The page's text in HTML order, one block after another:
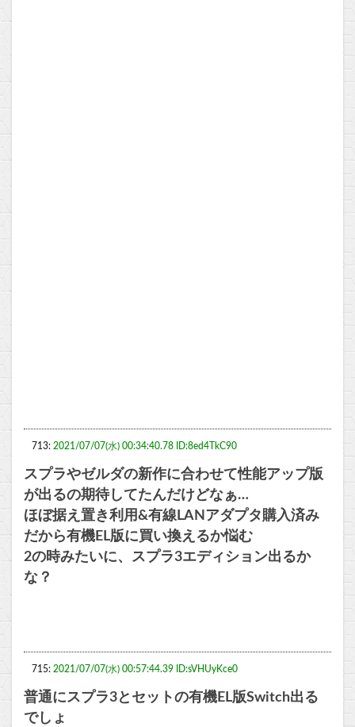
713: 2021/07/07(水) 00:34:40.78 ID:8ed4TkC90
スプラやゼルダの新作に合わせて性能アップ版
が出るの期待してたんだけどなぁ…
ほぼ据え置き利用&有線LANアダプタ購入済み
だから有機EL版に買い換えるか悩む
2の時みたいに、スプラ3エディション出るか
な？
715: 2021/07/07(水) 00:57:44.39 ID:sVHUyKce0
普通にスプラ3とセットの有機EL版Switch出る
でしょ